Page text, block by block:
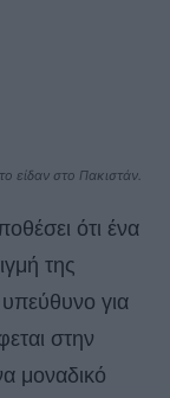
είδαν στο Πακιστάν.
ότι ένα
της
για
στην
μοναδικό